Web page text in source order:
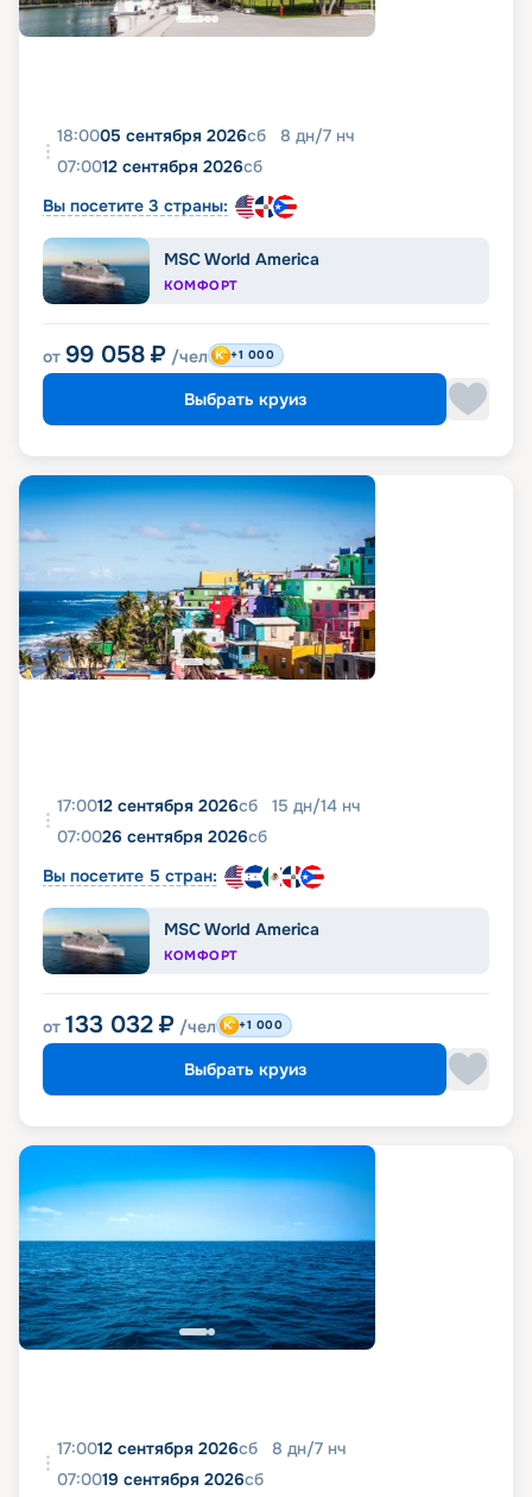
18:0005 сентября 2026сб 8 дн/7 нч
07:0012 сентября 2026сб
Вы посетите 3 страны:
MSC World America
КОМФОРТ
от 99 058 ₽ /чел +1 000
Выбрать круиз
17:0012 сентября 2026сб 15 дн/14 нч
07:0026 сентября 2026сб
Вы посетите 5 стран:
MSC World America
КОМФОРТ
от 133 032 ₽ /чел +1 000
Выбрать круиз
17:0012 сентября 2026сб 8 дн/7 нч
07:0019 сентября 2026сб